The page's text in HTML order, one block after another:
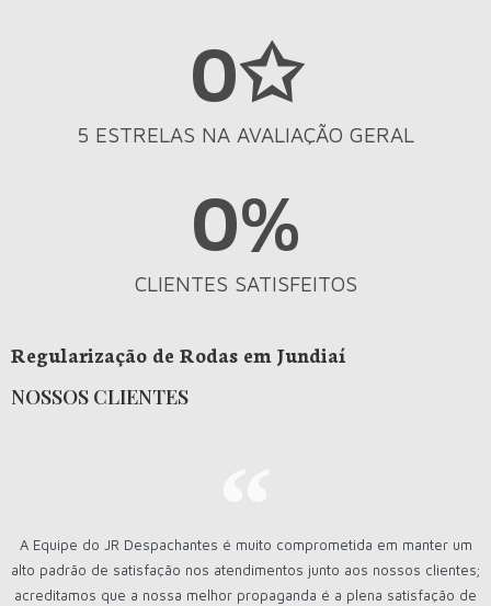
5 ESTRELAS NA AVALIAÇÃO GERAL
0✩
CLIENTES SATISFEITOS
0%
Regularização de Rodas em Jundiaí
NOSSOS CLIENTES
A Equipe do JR Despachantes é muito comprometida em manter um
alto padrão de satisfação nos atendimentos junto aos nossos clientes;
acreditamos que a nossa melhor propaganda é a plena satisfação de